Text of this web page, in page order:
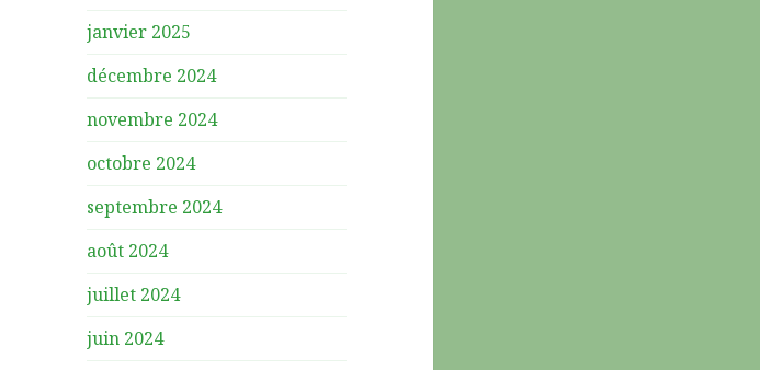
janvier 2025
décembre 2024
novembre 2024
octobre 2024
septembre 2024
août 2024
juillet 2024
juin 2024